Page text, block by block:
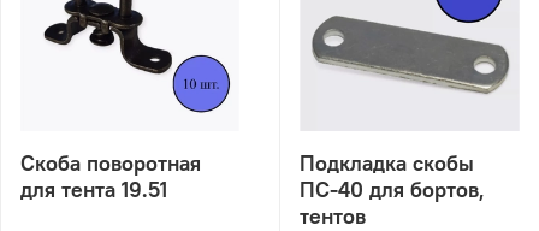
Скоба поворотная
для тента 19.51
Подкладка скобы
ПС-40 для бортов,
тентов